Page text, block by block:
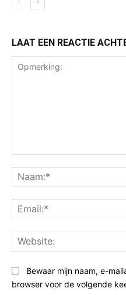
LAAT EEN REACTIE
Bewaar mijn naam, e-
browser voor de volgende